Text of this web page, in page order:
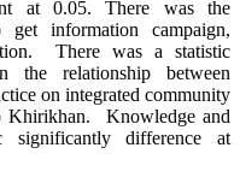
at 0.05. There was the
get information campaign,
There was a statistic
the relationship between
on integrated community
Khirikhan. Knowledge and
significantly difference at